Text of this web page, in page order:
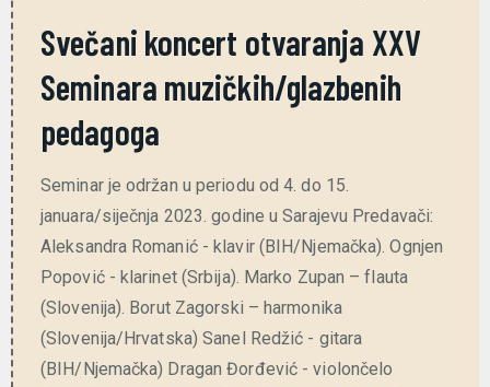
Svečani koncert otvaranja XXV
Seminara muzičkih/glazbenih
pedagoga
Seminar je održan u periodu od 4. do 15.
januara/siječnja 2023. godine u Sarajevu Predavači:
Aleksandra Romanić - klavir (BIH/Njemačka). Ognjen
Popović - klarinet (Srbija). Marko Zupan – flauta
(Slovenija). Borut Zagorski – harmonika
(Slovenija/Hrvatska) Sanel Redžić - gitara
(BIH/Njemačka) Dragan Đorđević - violončelo